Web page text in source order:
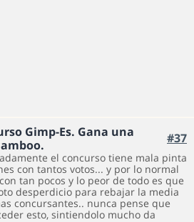
Gimp-Es. Gana una
#37
el concurso tiene mala pinta
con tantos votos... y por lo normal
tan pocos y lo peor de todo es que
desperdicio para rebajar la media
concursantes.. nunca pense que
esto, sintiendolo mucho da